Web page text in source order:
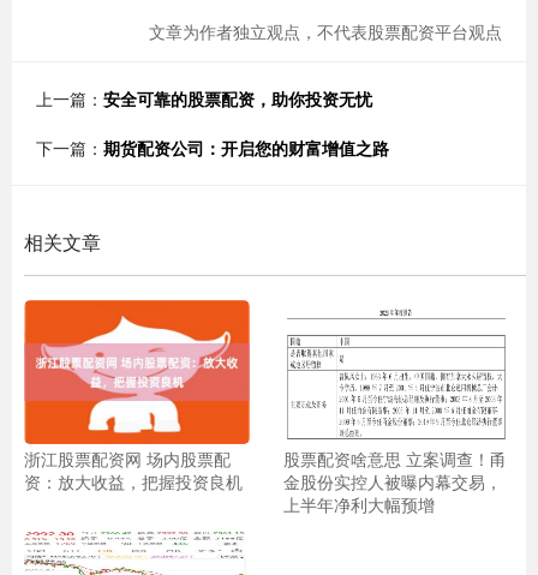
文章为作者独立观点，不代表股票配资平台观点
上一篇： 安全可靠的股票配资，助你投资无忧
下一篇： 期货配资公司：开启您的财富增值之路
相关文章
浙江股票配资网 场内股票配
资：放大收益，把握投资良机
股票配资啥意思 立案调查！甬
金股份实控人被曝内幕交易，
上半年净利大幅预增